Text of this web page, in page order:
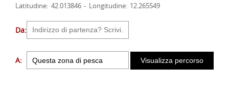
Latitudine: 42.013846 - Longitudine: 12.265549
Da:
A: